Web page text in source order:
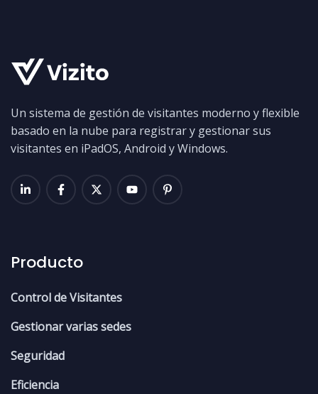
Un sistema de gestión de visitantes moderno y flexible
basado en la nube para registrar y gestionar sus
visitantes en iPadOS, Android y Windows.
Producto
Control de Visitantes
Gestionar varias sedes
Seguridad
Eficiencia